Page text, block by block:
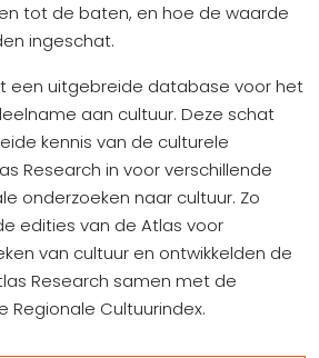
tot de baten, en hoe de waarde
ingeschat.
een uitgebreide database voor het
aan cultuur. Deze schat
kennis van de culturele
Research in voor verschillende
onderzoeken naar cultuur. Zo
edities van de Atlas voor
van cultuur en ontwikkelden de
Research samen met de
Regionale Cultuurindex.